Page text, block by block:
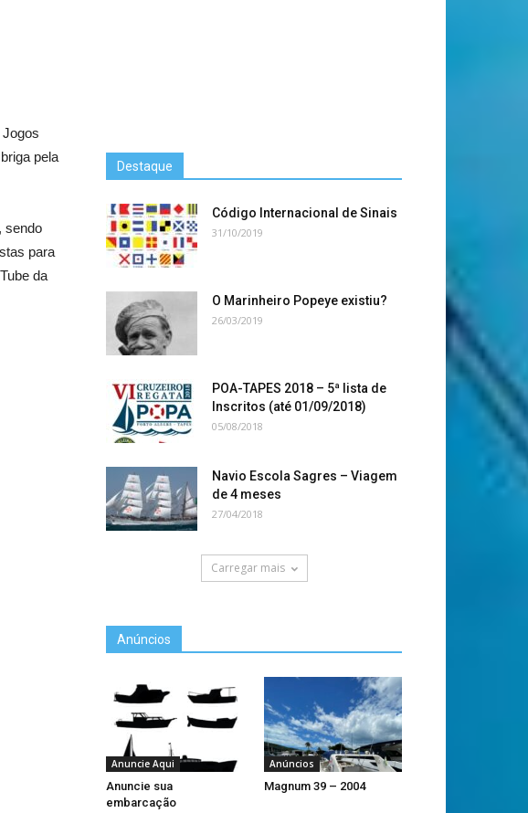
pela
sendo
para
da
Destaque
Código Internacional de Sinais
31/10/2019
O Marinheiro Popeye existiu?
26/03/2019
POA-TAPES 2018 – 5ª lista de
Inscritos (até 01/09/2018)
05/08/2018
Navio Escola Sagres – Viagem
de 4 meses
27/04/2018
Carregar mais
Anúncios
Anuncie Aqui
Anuncie sua
embarcação
Anúncios
Magnum 39 – 2004